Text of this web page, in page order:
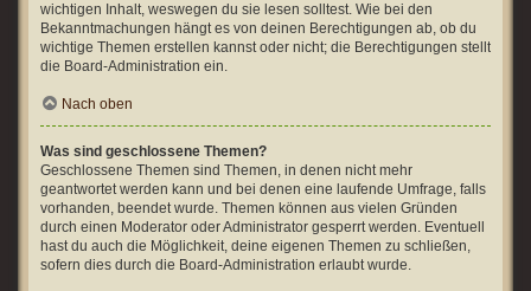
wichtigen Inhalt, weswegen du sie lesen solltest. Wie bei den
Bekanntmachungen hängt es von deinen Berechtigungen ab, ob du
wichtige Themen erstellen kannst oder nicht; die Berechtigungen stellt
die Board-Administration ein.
Nach oben
Was sind geschlossene Themen?
Geschlossene Themen sind Themen, in denen nicht mehr
geantwortet werden kann und bei denen eine laufende Umfrage, falls
vorhanden, beendet wurde. Themen können aus vielen Gründen
durch einen Moderator oder Administrator gesperrt werden. Eventuell
hast du auch die Möglichkeit, deine eigenen Themen zu schließen,
sofern dies durch die Board-Administration erlaubt wurde.